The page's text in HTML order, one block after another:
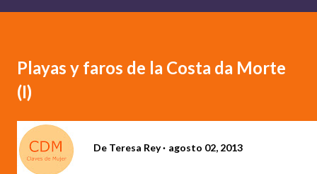
Playas y faros de la Costa da Morte
(I)
De Teresa Rey agosto 02, 2013